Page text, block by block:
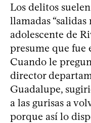
Los delitos
llamadas “salidas
adolescente de
presume que fue
Cuando le
director
Guadalupe,
a las gurisas a
porque así lo